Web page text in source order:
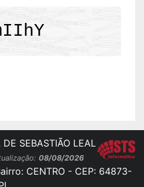
SEBASTIÃO LEAL
08/08/2026
CENTRO - CEP: 64873-